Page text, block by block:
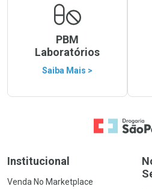
PBM
Laboratórios
Saiba Mais >
Ir para a Home
Institucional
Venda No Marketplace